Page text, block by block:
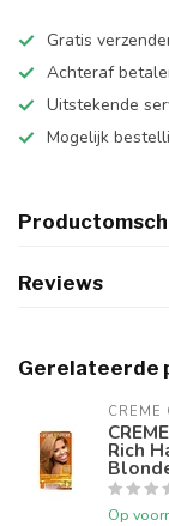
Gratis
Achteraf
Uitstekende
Mogelijk
Reviews
Gerelateerde
CREME
Rich
Op